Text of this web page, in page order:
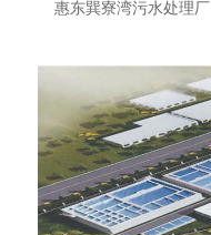
惠东巽寮湾污水处理厂